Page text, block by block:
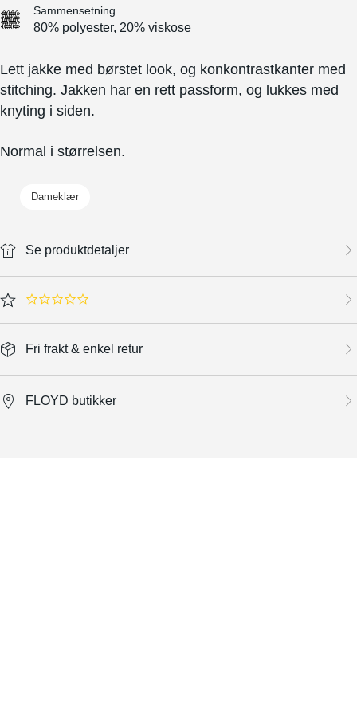
Sammensetning
80% polyester, 20% viskose
Lett jakke med børstet look, og konkontrastkanter med
stitching. Jakken har en rett passform, og lukkes med
knyting i siden.
Normal i størrelsen.
Dameklær
Se produktdetaljer
0.0 star rating
Fri frakt & enkel retur
FLOYD butikker